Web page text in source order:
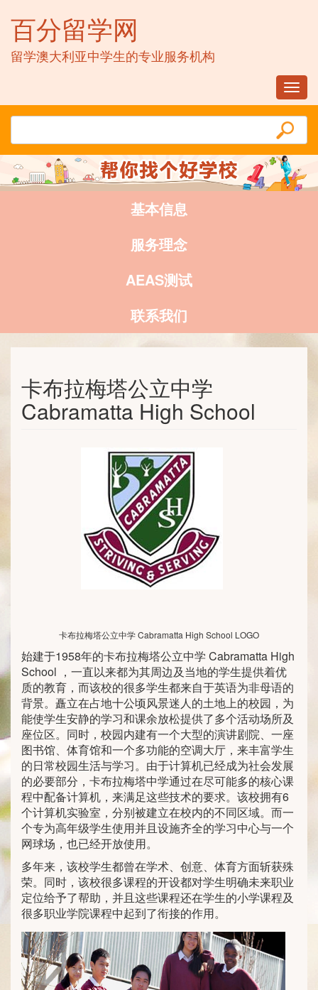
百分留学网
留学澳大利亚中学生的专业服务机构
基本信息
服务理念
AEAS测试
联系我们
卡布拉梅塔公立中学
Cabramatta High School
卡布拉梅塔公立中学 Cabramatta High School LOGO
始建于1958年的卡布拉梅塔公立中学 Cabramatta High
School ，一直以来都为其周边及当地的学生提供着优
质的教育，而该校的很多学生都来自于英语为非母语的
背景。矗立在占地十公顷风景迷人的土地上的校园，为
能使学生安静的学习和课余放松提供了多个活动场所及
座位区。同时，校园内建有一个大型的演讲剧院、一座
图书馆、体育馆和一个多功能的空调大厅，来丰富学生
的日常校园生活与学习。由于计算机已经成为社会发展
的必要部分，卡布拉梅塔中学通过在尽可能多的核心课
程中配备计算机，来满足这些技术的要求。该校拥有6
个计算机实验室，分别被建立在校内的不同区域。而一
个专为高年级学生使用并且设施齐全的学习中心与一个
网球场，也已经开放使用。
多年来，该校学生都曾在学术、创意、体育方面斩获殊
荣。同时，该校很多课程的开设都对学生明确未来职业
定位给予了帮助，并且这些课程还在学生的小学课程及
很多职业学院课程中起到了衔接的作用。